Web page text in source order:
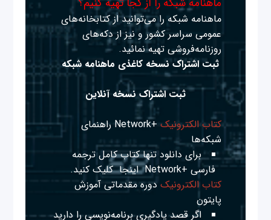
ماهنامه شبکه را می‌توانید از کتابخانه‌های
عمومی سراسر کشور و نیز از دکه‌های
روزنامه‌فروشی تهیه نمائید.
ثبت اشتراک نسخه کاغذی ماهنامه شبکه
ثبت اشتراک نسخه آنلاین
کتاب الکترونیک
+Network راهنمای
شبکه‌ها
برای دانلود تنها کتاب کامل ترجمه
فارسی +Network
اینجا کلیک کنید.
کتاب الکترونیک دوره مقدماتی آموزش
پایتون
اگر قصد یادگیری برنامه‌نویسی را دارید